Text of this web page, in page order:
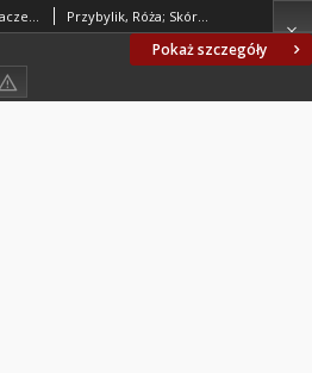
Pokaż szczegóły
Górnicze ładunki - Podział i oznaczenie BN-84/6096-06.01 Przybylik, Róża; Skóra, Wiesław; Instytut Przemysłu Organicznego, Oddział w Krupskim Młynie. Oprac.